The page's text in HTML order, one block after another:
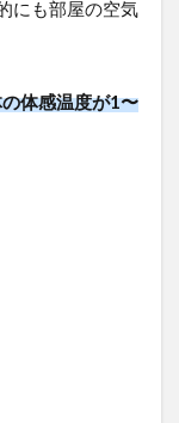
にも部屋の空気
体感温度が1〜